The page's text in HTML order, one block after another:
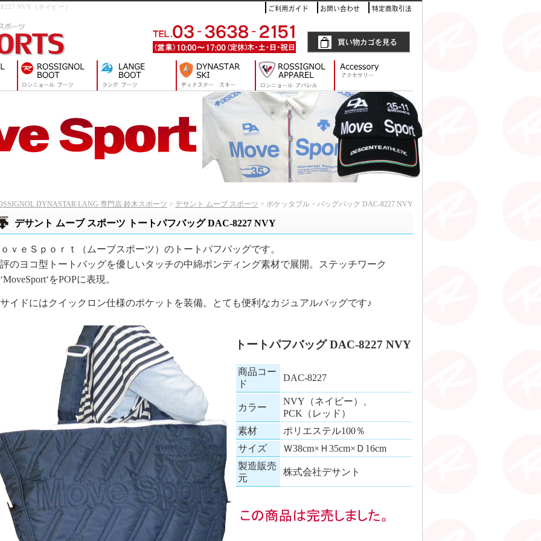
NVY（ネイビー）
DYNASTAR LANG 専門店 鈴木スポーツ > デサント ムーブ スポーツ > ポケッタブル・バッグパック DAC-8227 NVY
デサント ムーブ スポーツ トートパフバッグ DAC-8227 NVY
ｖｅＳｐｏｒｔ（ムーブスポーツ）のトートパフバッグです。
のヨコ型トートバッグを優しいタッチの中綿ポンディング素材で展開。ステッチワーク
をPOPに表現。
イドにはクイックロン仕様のポケットを装備。とても便利なカジュアルバッグです♪
トートパフバッグ DAC-8227 NVY
商品コー
ド
DAC-8227
カラー
NVY（ネイビー）、
PCK（レッド）
素材
ポリエステル100％
サイズ
Ｗ38cm×Ｈ35cm×Ｄ16cm
製造販売
元
株式会社デサント